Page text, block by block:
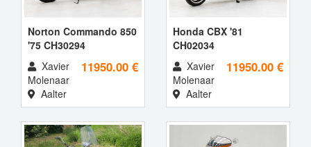
Norton Commando 850
'75 CH30294
11950.00 €
Xavier
Molenaar
Aalter
Honda CBX '81
CH02034
11950.00 €
Xavier
Molenaar
Aalter